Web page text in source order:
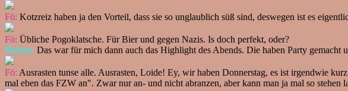
Fö: Kotzreiz haben ja den Vorteil, dass sie so unglaublich süß sind, deswegen ist es
Fö: Übliche Pogoklatsche. Für Bier und gegen Nazis. Is doch perfekt, oder?
Philriss: Das war für mich dann auch das Highlight des Abends. Die haben Party gemacht
Fö: Ausrasten tunse alle. Ausrasten, Loide! Ey, wir haben Donnerstag, es ist irgendwie
mal eben das FZW an". Zwar nur an- und nicht abranzen, aber kann man ja mal so stehen